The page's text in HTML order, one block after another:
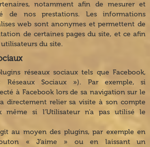
notamment afin de mesurer et
de nos prestations. Les informations
web sont anonymes et permettent de
de certaines pages du site, et ce afin
du site.
réseaux sociaux tels que Facebook,
Réseaux Sociaux »). Par exemple, si
à Facebook lors de sa navigation sur le
directement relier sa visite à son compte
même si l’Utilisateur n’a pas utilisé le
au moyen des plugins, par exemple en
« J’aime » ou en laissant un